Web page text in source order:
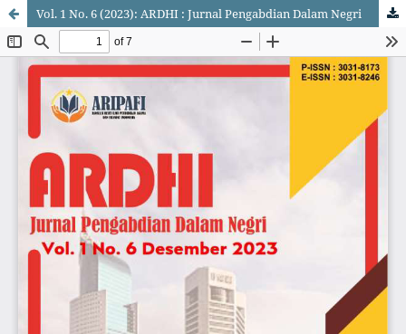
Vol. 1 No. 6 (2023): ARDHI : Jurnal Pengabdian Dalam Negri